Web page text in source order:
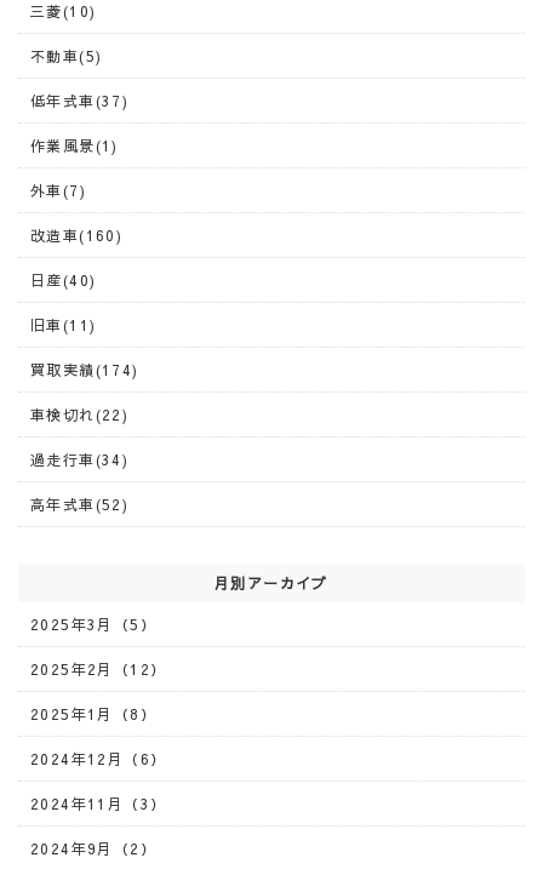
三菱(10)
不動車(5)
低年式車(37)
作業風景(1)
外車(7)
改造車(160)
日産(40)
旧車(11)
買取実績(174)
車検切れ(22)
過走行車(34)
高年式車(52)
月別アーカイブ
2025年3月（5）
2025年2月（12）
2025年1月（8）
2024年12月（6）
2024年11月（3）
2024年9月（2）